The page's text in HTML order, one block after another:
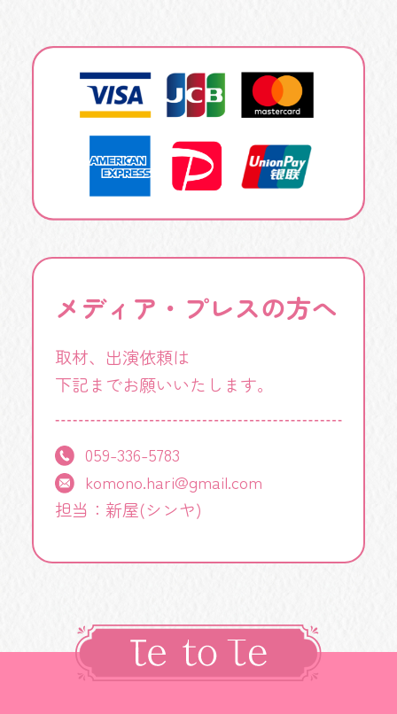
メディア・プレスの方へ
取材、出演依頼は
下記までお願いいたします。
059-336-5783
komono.hari@gmail.com
担当：新屋(シンヤ)